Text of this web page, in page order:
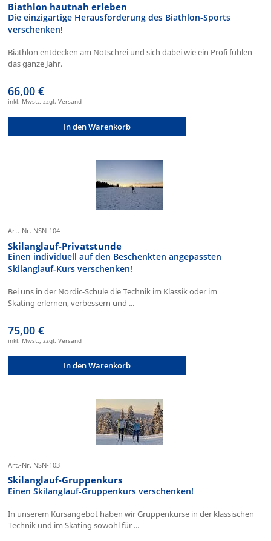
Biathlon hautnah erleben
Die einzigartige Herausforderung des Biathlon-Sports
verschenken!
Biathlon entdecken am Notschrei und sich dabei wie ein Profi fühlen -
das ganze Jahr.
66,00 €
inkl. Mwst., zzgl. Versand
In den Warenkorb
Art.-Nr. NSN-104
Skilanglauf-Privatstunde
Einen individuell auf den Beschenkten angepassten
Skilanglauf-Kurs verschenken!
Bei uns in der Nordic-Schule die Technik im Klassik oder im
Skating erlernen, verbessern und ...
75,00 €
inkl. Mwst., zzgl. Versand
In den Warenkorb
Art.-Nr. NSN-103
Skilanglauf-Gruppenkurs
Einen Skilanglauf-Gruppenkurs verschenken!
In unserem Kursangebot haben wir Gruppenkurse in der klassischen
Technik und im Skating sowohl für ...